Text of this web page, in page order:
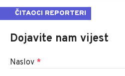
ČITAOCI REPORTERI
Dojavite nam vijest
Naslov *